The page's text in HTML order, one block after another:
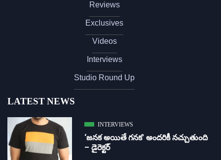
Reviews
Exclusives
Videos
Interviews
Studio Round Up
LATEST NEWS
INTERVIEWS
‘జ‌న‌క అయితే గ‌న‌క‌’ అందరికీ నచ్చుతుంది
– డైరెక్ట‌ర్